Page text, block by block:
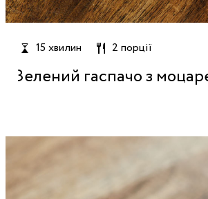
15 хвилин 2 порції
Зелений гаспачо з